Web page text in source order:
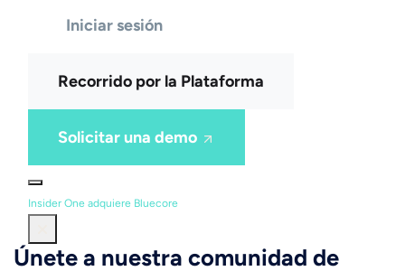
Iniciar sesión
Recorrido por la Plataforma
Solicitar una demo
Insider One adquiere Bluecore
Únete a nuestra comunidad de